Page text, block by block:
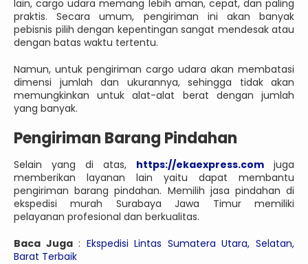
lain, cargo udara memang lebih aman, cepat, dan paling
praktis. Secara umum, pengiriman ini akan banyak
pebisnis pilih dengan kepentingan sangat mendesak atau
dengan batas waktu tertentu.
Namun, untuk pengiriman cargo udara akan membatasi
dimensi jumlah dan ukurannya, sehingga tidak akan
memungkinkan untuk alat-alat berat dengan jumlah
yang banyak.
Pengiriman Barang Pindahan
Selain yang di atas, https://ekaexpress.com juga
memberikan layanan lain yaitu dapat membantu
pengiriman barang pindahan. Memilih jasa pindahan di
ekspedisi murah Surabaya Jawa Timur memiliki
pelayanan profesional dan berkualitas.
Baca Juga: Ekspedisi Lintas Sumatera Utara, Selatan,
Barat Terbaik